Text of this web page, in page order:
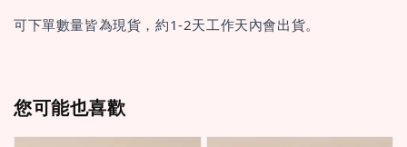
可下單數量皆為現貨，約1-2天工作天內會出貨。
您可能也喜歡